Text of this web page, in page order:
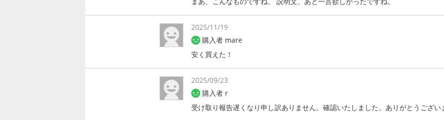
2025/11/19
購入者 mare
安く買えた！
2025/09/23
購入者 r
受け取り報告遅くなり申し訳ありません。確認いたしました。ありがとうござい